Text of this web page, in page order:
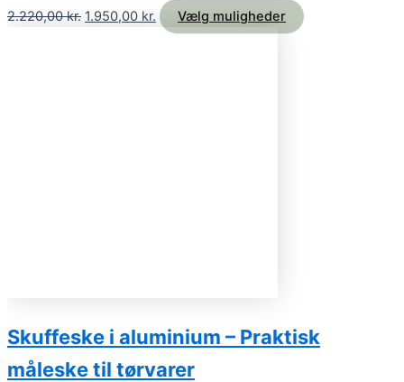
2.220,00kr. 1.950,00 kr. Vælg muligheder
Skuffeske i aluminium – Praktisk
måleske til tørvarer